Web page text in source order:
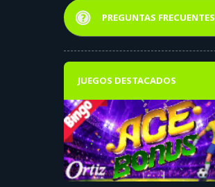
PREGUNTAS FRECUENTES
JUEGOS DESTACADOS